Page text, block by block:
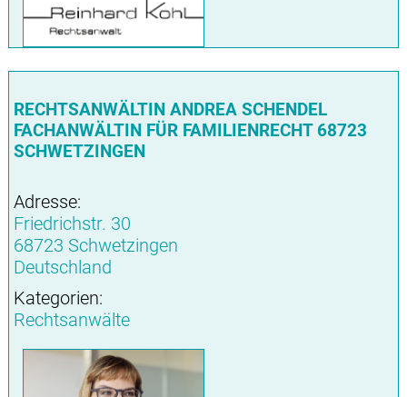
RECHTSANWÄLTIN ANDREA SCHENDEL
FACHANWÄLTIN FÜR FAMILIENRECHT 68723
SCHWETZINGEN
Adresse:
Friedrichstr. 30
68723 Schwetzingen
Deutschland
Kategorien:
Rechtsanwälte